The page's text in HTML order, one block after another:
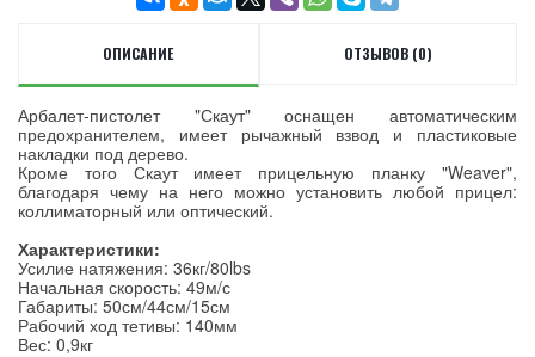
ОПИСАНИЕ ОТЗЫВОВ (0)
Арбалет-пистолет "Скаут" оснащен автоматическим
предохранителем, имеет рычажный взвод и пластиковые
накладки под дерево.
Кроме того Скаут имеет прицельную планку "Weaver",
благодаря чему на него можно установить любой прицел:
коллиматорный или оптический.
Характеристики:
Усилие натяжения: 36кг/80lbs
Начальная скорость: 49м/с
Габариты: 50см/44см/15см
Рабочий ход тетивы: 140мм
Вес: 0,9кг